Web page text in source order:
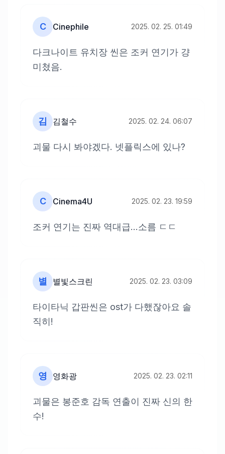
C Cinephile 2025. 02. 25. 01:49
다크나이트 유치장 씬은 조커 연기가 걍
미쳤음.
김 김철수 2025. 02. 24. 06:07
괴물 다시 봐야겠다. 넷플릭스에 있나?
C Cinema4U 2025. 02. 23. 19:59
조커 연기는 진짜 역대급...소름 ㄷㄷ
별 별빛스크린 2025. 02. 23. 03:09
타이타닉 갑판씬은 ost가 다했잖아요 솔
직히!
영 영화광 2025. 02. 23. 02:11
괴물은 봉준호 감독 연출이 진짜 신의 한
수!